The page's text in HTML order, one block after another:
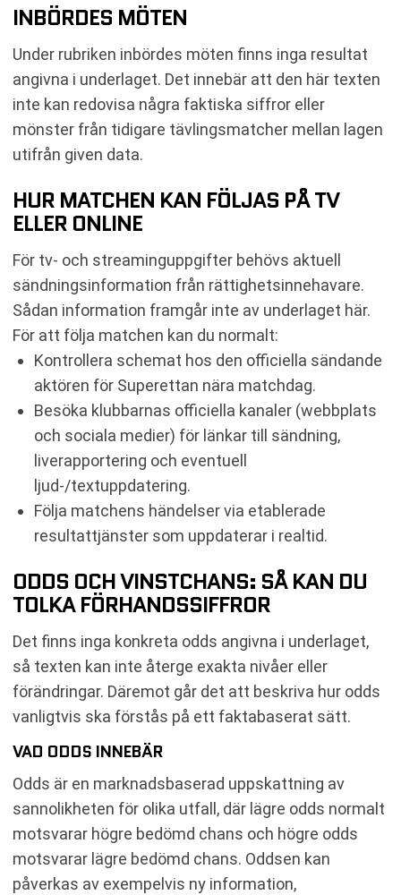
INBÖRDES MÖTEN
Under rubriken inbördes möten finns inga resultat
angivna i underlaget. Det innebär att den här texten
inte kan redovisa några faktiska siffror eller
mönster från tidigare tävlingsmatcher mellan lagen
utifrån given data.
HUR MATCHEN KAN FÖLJAS PÅ TV
ELLER ONLINE
För tv- och streaminguppgifter behövs aktuell
sändningsinformation från rättighetsinnehavare.
Sådan information framgår inte av underlaget här.
För att följa matchen kan du normalt:
Kontrollera schemat hos den officiella sändande
aktören för Superettan nära matchdag.
Besöka klubbarnas officiella kanaler (webbplats
och sociala medier) för länkar till sändning,
liverapportering och eventuell
ljud-/textuppdatering.
Följa matchens händelser via etablerade
resultattjänster som uppdaterar i realtid.
ODDS OCH VINSTCHANS: SÅ KAN DU
TOLKA FÖRHANDSSIFFROR
Det finns inga konkreta odds angivna i underlaget,
så texten kan inte återge exakta nivåer eller
förändringar. Däremot går det att beskriva hur odds
vanligtvis ska förstås på ett faktabaserat sätt.
VAD ODDS INNEBÄR
Odds är en marknadsbaserad uppskattning av
sannolikheten för olika utfall, där lägre odds normalt
motsvarar högre bedömd chans och högre odds
motsvarar lägre bedömd chans. Oddsen kan
påverkas av exempelvis ny information,